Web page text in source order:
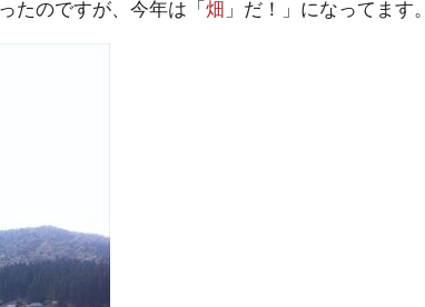
たのですが、今年は「 畑 」だ！」になってます。